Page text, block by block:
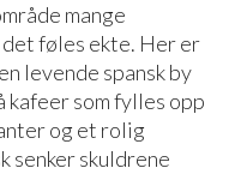
mange
føles ekte. Her er
levende spansk by
kafeer som fylles opp
og et rolig
senker skuldrene